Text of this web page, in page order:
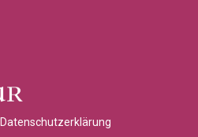
Datenschutzerklärung